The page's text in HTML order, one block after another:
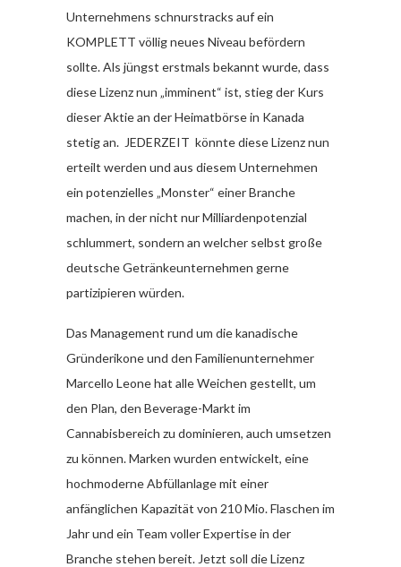
Unternehmens schnurstracks auf ein
KOMPLETT völlig neues Niveau befördern
sollte. Als jüngst erstmals bekannt wurde, dass
diese Lizenz nun „imminent“ ist, stieg der Kurs
dieser Aktie an der Heimatbörse in Kanada
stetig an. JEDERZEIT könnte diese Lizenz nun
erteilt werden und aus diesem Unternehmen
ein potenzielles „Monster“ einer Branche
machen, in der nicht nur Milliardenpotenzial
schlummert, sondern an welcher selbst große
deutsche Getränkeunternehmen gerne
partizipieren würden.
Das Management rund um die kanadische
Gründerikone und den Familienunternehmer
Marcello Leone hat alle Weichen gestellt, um
den Plan, den Beverage-Markt im
Cannabisbereich zu dominieren, auch umsetzen
zu können. Marken wurden entwickelt, eine
hochmoderne Abfüllanlage mit einer
anfänglichen Kapazität von 210 Mio. Flaschen im
Jahr und ein Team voller Expertise in der
Branche stehen bereit. Jetzt soll die Lizenz